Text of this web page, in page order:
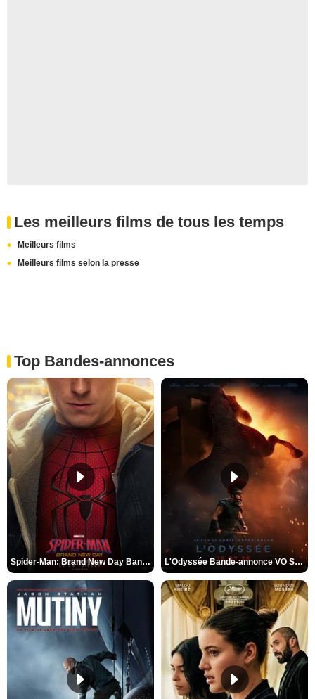
Les meilleurs films de tous les temps
Meilleurs films
Meilleurs films selon la presse
Top Bandes-annonces
Spider-Man: Brand New Day Bande-annonce VO STFR L'Odyssée Bande-annonce VO STFR